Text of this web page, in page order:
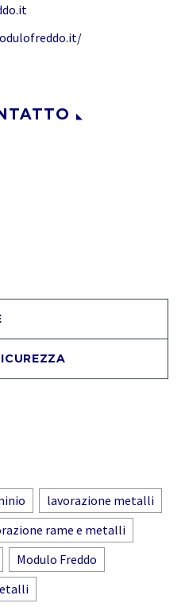
lavorazione metalli
rame e metalli
Modulo Freddo